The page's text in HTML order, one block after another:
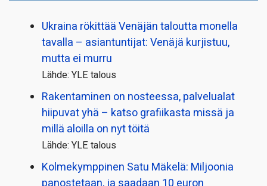
Ukraina rökittää Venäjän taloutta monella
tavalla – asiantuntijat: Venäjä kurjistuu,
mutta ei murru
Lähde: YLE talous
Rakentaminen on nosteessa, palvelualat
hiipuvat yhä – katso grafiikasta missä ja
millä aloilla on nyt töitä
Lähde: YLE talous
Kolmekymppinen Satu Mäkelä: Miljoonia